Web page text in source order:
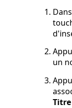
un
Titre